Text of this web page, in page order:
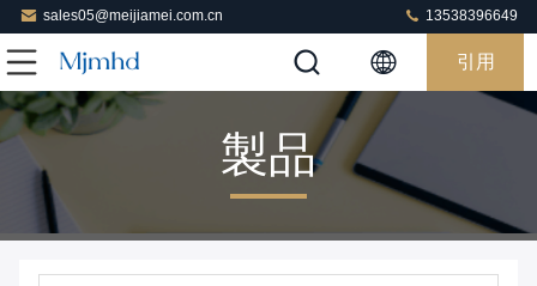
sales05@meijiamei.com.cn 13538396649
引用
製品